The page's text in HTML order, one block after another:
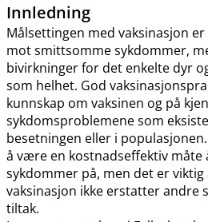
Innledning
Målsettingen med vaksinasjon
mot smittsomme sykdommer,
bivirkninger for det enkelte dyr
som helhet. God
kunnskap om vaksinen og på
sykdomsproblemene som
besetningen eller i
å være en kostnadseffektiv måte
sykdommer på, men det er
vaksinasjon ikke erstatter andre
tiltak.